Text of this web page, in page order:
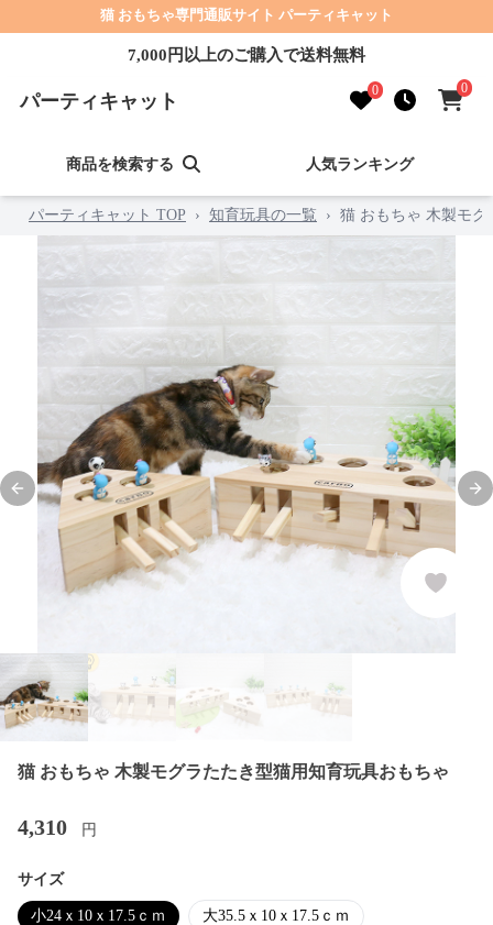
猫 おもちゃ専門通販サイト パーティキャット
7,000円以上のご購入で送料無料
パーティキャット 0 0
商品を検索する 人気ランキング
パーティキャット TOP › 知育玩具の一覧 › 猫 おもちゃ 木製モ
Previous slide
猫 おもちゃ 木製モグラたたき型猫用知育玩具おもちゃ
4,310 円
サイズ
小24ｘ10ｘ17.5ｃｍ 大35.5ｘ10ｘ17.5ｃｍ